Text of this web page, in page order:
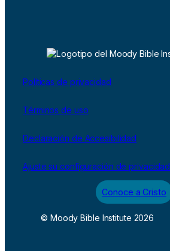
Políticas de privacidad
Términos de uso
Declaración de Accesibilidad
Ajuste su configuración de privacidad
Conoce a Cristo
© Moody Bible Institute 2026